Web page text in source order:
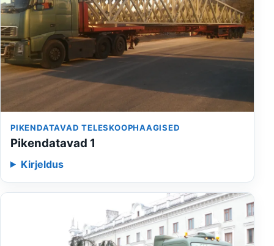
PIKENDATAVAD TELESKOOPHAAGISED
Pikendatavad 1
Kirjeldus